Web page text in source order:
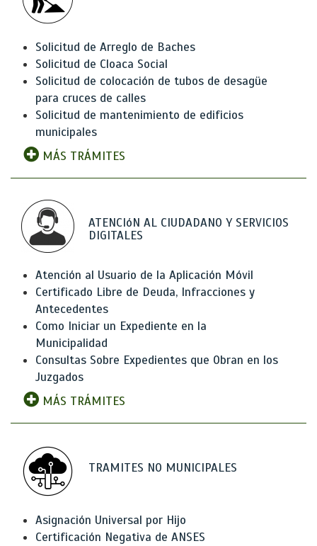
Solicitud de Arreglo de Baches
Solicitud de Cloaca Social
Solicitud de colocación de tubos de desagüe
para cruces de calles
Solicitud de mantenimiento de edificios
municipales
MÁS TRÁMITES
ATENCIóN AL CIUDADANO Y SERVICIOS
DIGITALES
Atención al Usuario de la Aplicación Móvil
Certificado Libre de Deuda, Infracciones y
Antecedentes
Como Iniciar un Expediente en la
Municipalidad
Consultas Sobre Expedientes que Obran en los
Juzgados
MÁS TRÁMITES
TRAMITES NO MUNICIPALES
Asignación Universal por Hijo
Certificación Negativa de ANSES